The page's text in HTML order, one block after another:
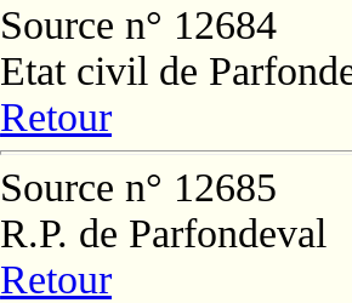
Source n° 12684
Etat civil de
Retour
Source n° 12685
R.P. de Parfondeval
Retour